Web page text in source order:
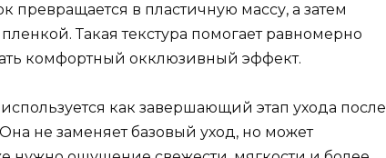
в пластичную массу, а затем
Такая текстура помогает равномерно
комфортный окклюзивный эффект.
как завершающий этап ухода после
не заменяет базовый уход, но может